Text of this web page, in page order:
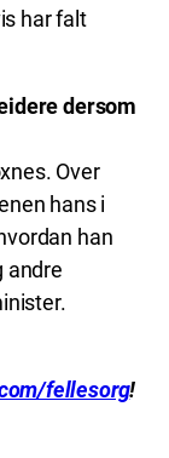
har falt
dersom
Over
hans i
han
andre
fellesorg!